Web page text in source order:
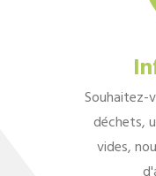
Souhaitez-
déchets,
vides,